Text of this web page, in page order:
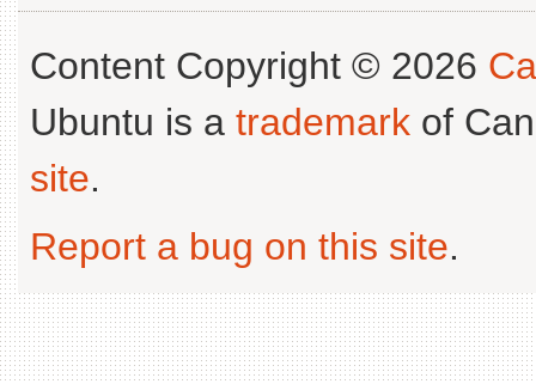
Content Copyright © 2026
Ubuntu is a trademark of
site.
Report a bug on this site.